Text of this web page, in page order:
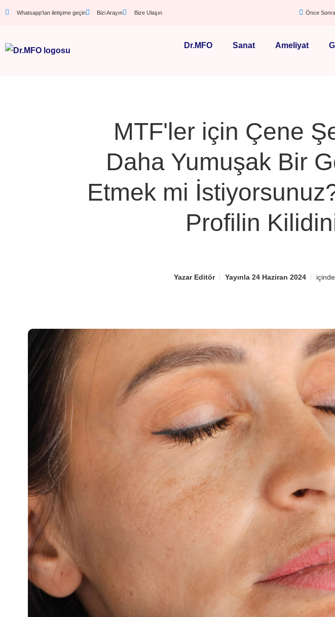
Whatsapp'tan iletişime geçin Bizi Arayın Bize Ulaşın Önce
Dr.MFO Sanat Ameliyat
MTF'ler için Çene
Daha Yumuşak Bir
Etmek mi
Profilin
YazarEditör Yayınla24 Haziran 2024 içinde